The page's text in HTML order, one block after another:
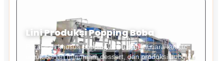
Lini Produksi Popping Boba
Peralatan khusus popping boba dan mutiara konjac
untuk bahan minuman, dessert, dan produksi bubble